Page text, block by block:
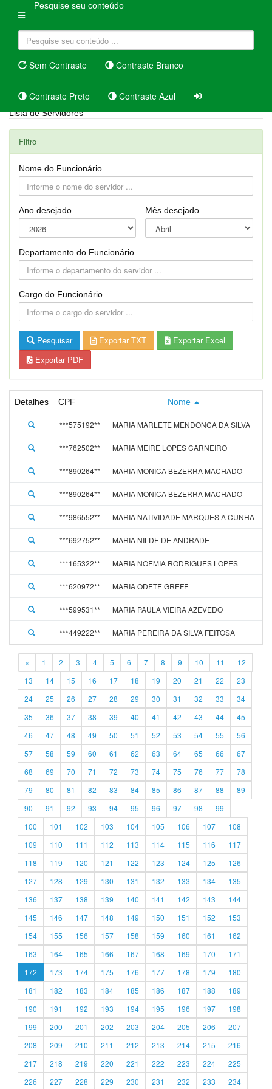
Pesquise seu conteúdo
Sem Contraste Contraste Branco
Contraste Preto Contraste Azul
Lista de Servidores
Filtro
Nome do Funcionário
Ano desejado Mês desejado
Departamento do Funcionário
Cargo do Funcionário
Pesquisar Exportar TXT
Exportar Excel
Exportar PDF
Detalhes CPF Nome
***575192** MARIA MARLETE MENDONCA DA SILVA
***762502** MARIA MEIRE LOPES CARNEIRO
***890264** MARIA MONICA BEZERRA MACHADO
***890264** MARIA MONICA BEZERRA MACHADO
***986552** MARIA NATIVIDADE MARQUES A CUNHA
***692752** MARIA NILDE DE ANDRADE
***165322** MARIA NOEMIA RODRIGUES LOPES
***620972** MARIA ODETE GREFF
***599531** MARIA PAULA VIEIRA AZEVEDO
***449222** MARIA PEREIRA DA SILVA FEITOSA
« 1 2 3 4 5 6 7 8 9 10 11
12
13
14 15 16 17 18 19 20 21 22
23
24
25 26 27 28 29 30 31 32 33
34
35
36 37 38 39 40 41 42 43 44
45
46
47 48 49 50 51 52 53 54 55
56
57
58 59 60 61 62 63 64 65 66
67
68
69 70 71 72 73 74 75 76 77
78
79
80 81 82 83 84 85 86 87 88
89
90
91 92 93 94 95 96 97 98
99
100
101 102 103 104 105 106 107
108
109
110 111 112 113 114 115 116
117
118
119 120 121 122 123 124 125
126
127
128 129 130 131 132 133 134
135
136
137 138 139 140 141 142 143
144
145
146 147 148 149 150 151 152
153
154
155 156 157 158 159 160 161
162
163
164 165 166 167 168 169 170
171
172
173 174 175 176 177 178 179
180
181
182 183 184 185 186 187 188
189
190
191 192 193 194 195 196 197
198
199
200 201 202 203 204 205 206
207
208
209 210 211 212 213 214 215
216
217
218 219 220 221 222 223 224
225
226
227 228 229 230 231 232 233 234